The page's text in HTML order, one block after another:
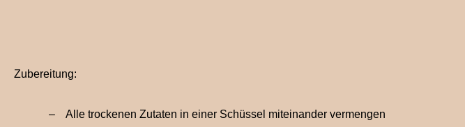
Zubereitung:
Alle trockenen Zutaten in einer Schüssel miteinander vermengen